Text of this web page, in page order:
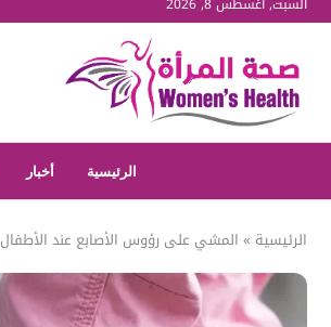
الرئيسية أخبار
الرئيسية » المشي على رؤوس الأصابع عند الأطفال